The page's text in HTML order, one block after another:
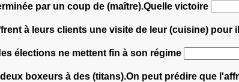
par un coup de (maître).Quelle victoire
à leurs clients une visite de leur (cuisine) pour
élections ne mettent fin à son régime
boxeurs à des (titans).On peut prédire que